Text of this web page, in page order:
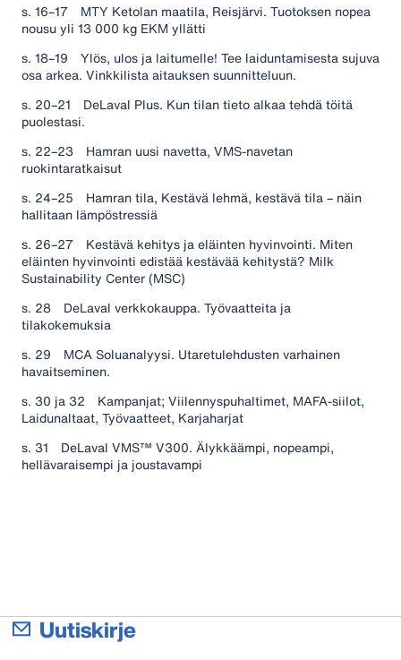
s. 16–17 MTY Ketolan maatila, Reisjärvi. Tuotoksen nopea
nousu yli 13 000 kg EKM yllätti
s. 18–19 Ylös, ulos ja laitumelle! Tee laiduntamisesta sujuva
osa arkea. Vinkkilista aitauksen suunnitteluun.
s. 20–21 DeLaval Plus. Kun tilan tieto alkaa tehdä töitä
puolestasi.
s. 22–23 Hamran uusi navetta, VMS-navetan
ruokintaratkaisut
s. 24–25 Hamran tila, Kestävä lehmä, kestävä tila – näin
hallitaan lämpöstressiä
s. 26–27 Kestävä kehitys ja eläinten hyvinvointi. Miten
eläinten hyvinvointi edistää kestävää kehitystä? Milk
Sustainability Center (MSC)
s. 28 DeLaval verkkokauppa. Työvaatteita ja
tilakokemuksia
s. 29 MCA Soluanalyysi. Utaretulehdusten varhainen
havaitseminen.
s. 30 ja 32 Kampanjat; Viilennyspuhaltimet, MAFA-siilot,
Laidunaltaat, Työvaatteet, Karjaharjat
s. 31 DeLaval VMS™ V300. Älykkäämpi, nopeampi,
hellävaraisempi ja joustavampi
Uutiskirje